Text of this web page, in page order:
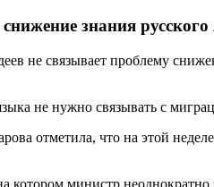
знания
не связывает проблему
не нужно связывать с
отметила, что на этой
котором министр